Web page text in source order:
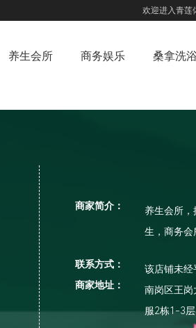
欢迎进入青莲
养生会所 商务娱乐 桑拿洗
商家简介：
养生会所
生，商务会
联系方式：
该店铺未经
商家地址：
南岗区王
服2栋1-3